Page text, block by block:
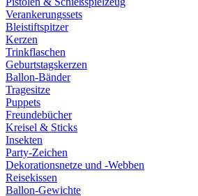
Verankerungssets
Bleistiftspitzer
Kerzen
Trinkflaschen
Geburtstagskerzen
Ballon-Bänder
Tragesitze
Puppets
Freundebücher
Kreisel & Sticks
Insekten
Party-Zeichen
Dekorationsnetze und -Webben
Reisekissen
Ballon-Gewichte